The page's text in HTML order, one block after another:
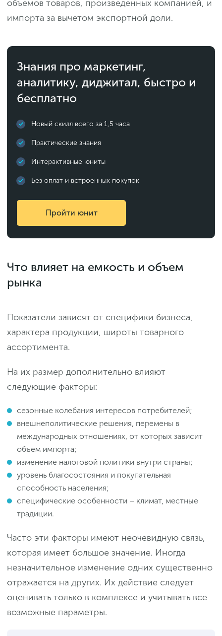
объемов товаров, произведенных компанией, и
импорта за вычетом экспортной доли.
Знания про маркетинг,
аналитику, диджитал, быстро и
бесплатно
Новый скилл всего за 1,5 часа
Практические знания
Интерактивные юниты
Без оплат и встроенных покупок
Пройти юнит
Что влияет на емкость и объем
рынка
Показатели зависят от специфики бизнеса,
характера продукции, широты товарного
ассортимента.
На их размер дополнительно влияют
следующие факторы:
сезонные колебания интересов потребителей;
внешнеполитические решения, перемены в
международных отношениях, от которых зависит
объем импорта;
изменение налоговой политики внутри страны;
уровень благосостояния и покупательная
способность населения;
специфические особенности – климат, местные
традиции.
Часто эти факторы имеют неочевидную связь,
которая имеет большое значение. Иногда
незначительное изменение одних существенно
отражается на других. Их действие следует
оценивать только в комплексе и учитывать все
возможные параметры.